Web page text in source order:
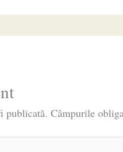
publicată. Câmpurile